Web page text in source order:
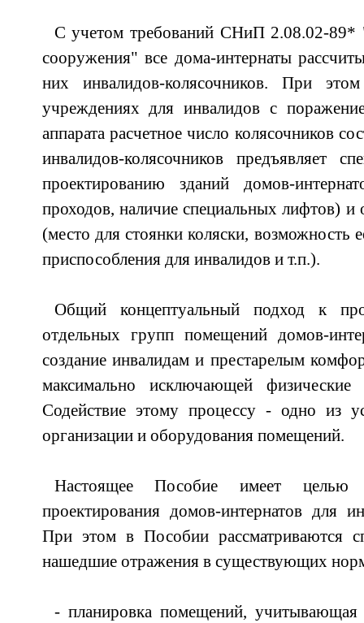
С учетом требований СНиП 2.08.02-89*
сооружения" все дома-интернаты
них инвалидов-колясочников. При
учреждениях для инвалидов с
аппарата расчетное число колясочников
инвалидов-колясочников предъявляет
проектированию зданий домов-
проходов, наличие специальных лифтов)
(место для стоянки коляски, возможность
приспособления для инвалидов и т.п.).
Общий концептуальный подход к
отдельных групп помещений домов-
создание инвалидам и престарелым
максимально исключающей
Содействие этому процессу - одно из
организации и оборудования помещений.
Настоящее Пособие имеет целью
проектирования домов-интернатов для
При этом в Пособии рассматриваются
нашедшие отражения в существующих
- планировка помещений, учитывающая